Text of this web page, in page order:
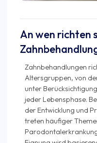
An wen richten
Zahnbehandlungen
Altersgruppen, von
unter
jeder Lebensphase.
der Entwicklung und
treten häufiger